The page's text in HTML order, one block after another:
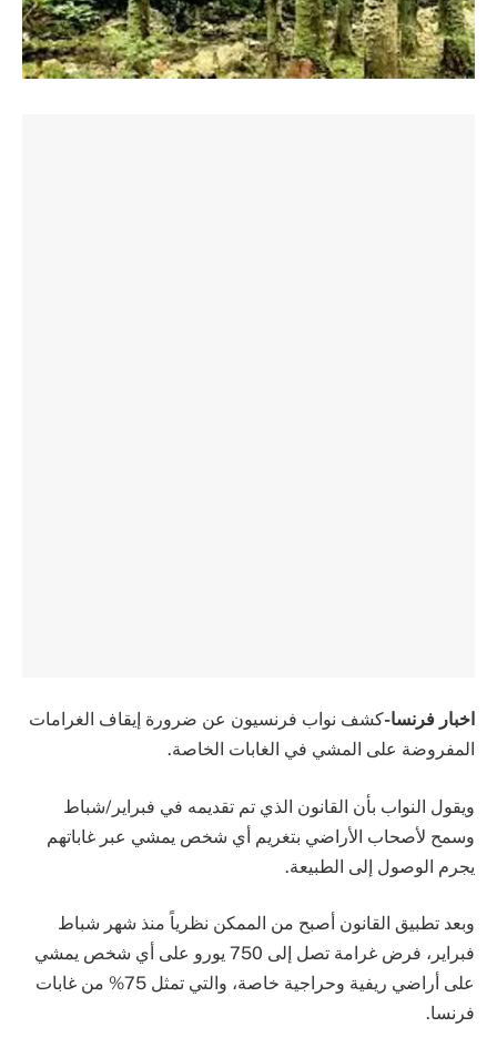
اخبار فرنسا-كشف نواب فرنسيون عن ضرورة إيقاف الغرامات
المفروضة على المشي في الغابات الخاصة.
ويقول النواب بأن القانون الذي تم تقديمه في فبراير/شباط
وسمح لأصحاب الأراضي بتغريم أي شخص يمشي عبر غاباتهم
يجرم الوصول إلى الطبيعة.
وبعد تطبيق القانون أصبح من الممكن نظرياً منذ شهر شباط
فبراير، فرض غرامة تصل إلى 750 يورو على أي شخص يمشي
على أراضي ريفية وحراجية خاصة، والتي تمثل 75% من غابات
فرنسا.